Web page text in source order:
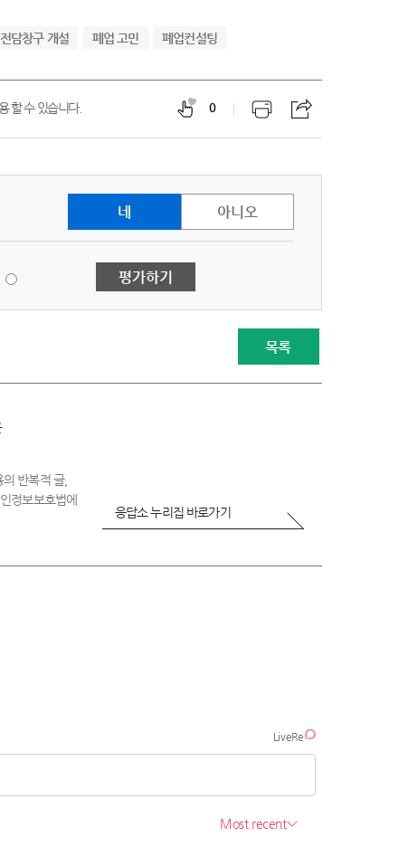
전담창구 개설 폐업 고민 폐업컨설팅
0
할 수 있습니다.
네 아니오
평가하기
목록
반복적 글,
정보보호법에
응답소 누리집 바로가기